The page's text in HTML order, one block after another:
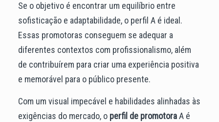
Se o objetivo é encontrar um equilíbrio entre
sofisticação e adaptabilidade, o perfil A é ideal.
Essas promotoras conseguem se adequar a
diferentes contextos com profissionalismo, além
de contribuírem para criar uma experiência positiva
e memorável para o público presente.
Com um visual impecável e habilidades alinhadas às
exigências do mercado, o perfil de promotoraA é